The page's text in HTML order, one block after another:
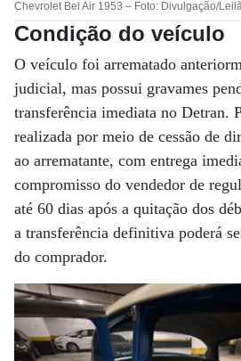
Chevrolet Bel Air 1953 – Foto: Divulgação/
Condição do veículo
O veículo foi arrematado
judicial, mas possui gravames
transferência imediata no Detran.
realizada por meio de cessão de
ao arrematante, com entrega
compromisso do vendedor de
até 60 dias após a quitação dos
a transferência definitiva poderá
do comprador.